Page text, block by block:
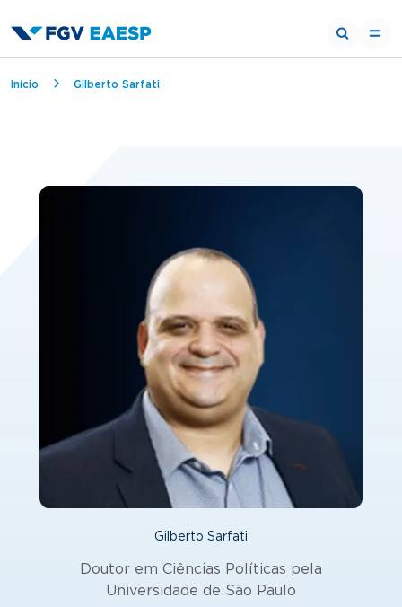
Trilha de navegação
Início Gilberto Sarfati
Gilberto Sarfati
Doutor em Ciências Políticas pela
Universidade de São Paulo